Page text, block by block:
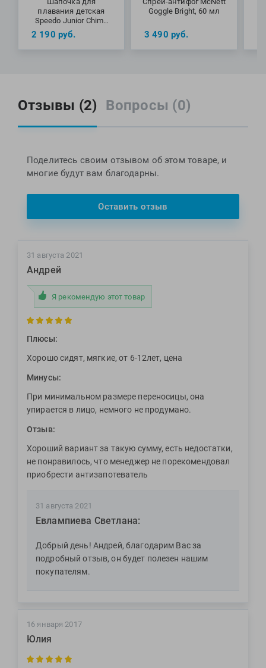
плавания детская
Speedo Junior Chima
Swim Cap
2 190 руб.
Goggle Bright, 60 мл
3 490 руб.
Отзывы (2) Вопросы (0)
Поделитесь своим отзывом об этом товаре, и
многие будут вам благодарны.
Оставить отзыв
31 августа 2021
Андрей
Я рекомендую этот товар
Плюсы:
Хорошо сидят, мягкие, от 6-12лет, цена
Минусы:
При минимальном размере переносицы, она
упирается в лицо, немного не продумано.
Отзыв:
Хороший вариант за такую сумму, есть недостатки,
не понравилось, что менеджер не порекомендовал
приобрести антизапотеватель
31 августа 2021
Евлампиева Светлана:
Добрый день! Андрей, благодарим Вас за
подробный отзыв, он будет полезен нашим
покупателям.
16 января 2017
Юлия